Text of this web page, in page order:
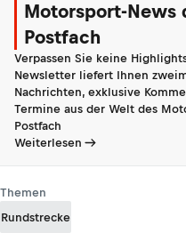
Motorsport-News
Postfach
Verpassen Sie keine
Newsletter liefert Ihnen
Nachrichten, exklusive
Termine aus der Welt des
Postfach
Weiterlesen
Themen
Rundstrecke